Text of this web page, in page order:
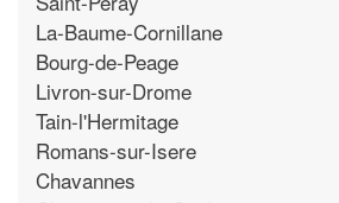
La-Baume-Cornillane
Bourg-de-Peage
Livron-sur-Drome
Tain-l'Hermitage
Romans-sur-Isere
Chavannes